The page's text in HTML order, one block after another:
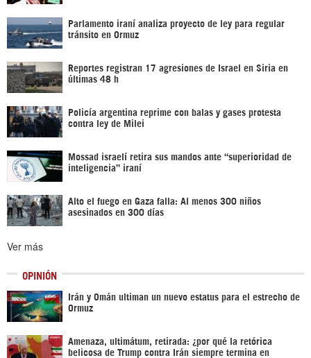
Parlamento iraní analiza proyecto de ley para regular
tránsito en Ormuz
Reportes registran 17 agresiones de Israel en Siria en
últimas 48 h
Policía argentina reprime con balas y gases protesta
contra ley de Milei
Mossad israelí retira sus mandos ante “superioridad de
inteligencia” iraní
Alto el fuego en Gaza falla: Al menos 300 niños
asesinados en 300 días
Ver más
OPINIÓN
Irán y Omán ultiman un nuevo estatus para el estrecho de
Ormuz
Amenaza, ultimátum, retirada: ¿por qué la retórica
belicosa de Trump contra Irán siempre termina en